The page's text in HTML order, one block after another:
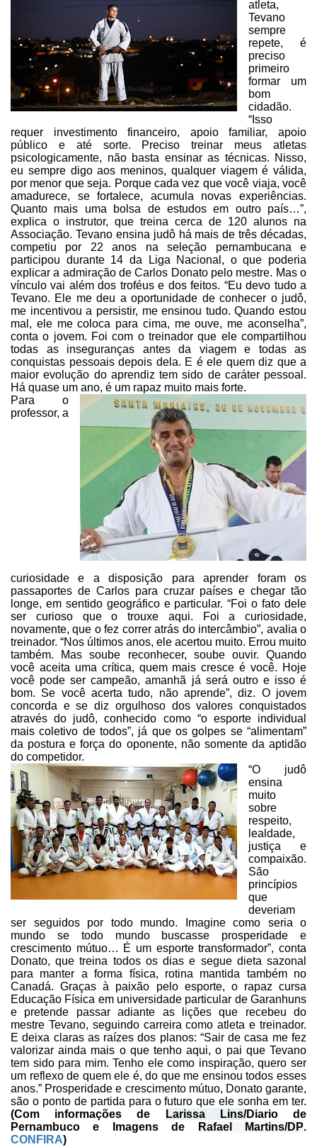
atleta,
Tevano
sempre
repete, é
preciso
primeiro
formar um
bom
cidadão.
“Isso
requer investimento financeiro, apoio familiar, apoio
público e até sorte. Preciso treinar meus atletas
psicologicamente, nãobasta ensinar as técnicas. Nisso,
eu sempre digo aos meninos, qualquer viagem é válida,
por menor que seja. Porque cada vez que você viaja, você
amadurece, sefortalece, acumula novas experiências.
Quanto mais uma bolsa de estudos em outro país…”,
explica o instrutor, que treina cerca de 120 alunos na
Associação. Tevano ensina judô há mais de três décadas,
competiu por 22 anos na seleção pernambucana e
participou durante 14 da Liga Nacional, o que poderia
explicar a admiração de Carlos Donato pelo mestre. Mas o
vínculo vai além dos troféuse dos feitos. “Eu devo tudo a
Tevano. Ele me deu a oportunidade de conhecer ojudô,
me incentivou a persistir, me ensinou tudo. Quando estou
mal, ele mecoloca para cima, me ouve, me aconselha”,
conta o jovem. Foi com o treinador que ele compartilhou
todas as inseguranças antes da viagem e todas as
conquistas pessoais depois dela. E é ele quem diz que a
maior evolução doaprendiz tem sido de caráter pessoal.
Há quase um ano, é um rapaz muito mais forte.
Para o
professor, a
curiosidade e a disposição para aprender foram os
passaportes de Carlos para cruzar países e chegar tão
longe, em sentidogeográfico e particular. “Foi o fato dele
ser curioso que o trouxe aqui. Foi a curiosidade,
novamente, que o fez correr atrás do intercâmbio”, avalia o
treinador. “Nos últimos anos, ele acertou muito. Errou muito
também. Mas soube reconhecer, soube ouvir. Quando
você aceita uma crítica, quem mais cresce é você. Hoje
você pode ser campeão, amanhã já será outro e isso é
bom. Se vocêacerta tudo, não aprende”, diz. O jovem
concorda e se diz orgulhoso dos valores conquistados
através do judô, conhecido como “o esporte individual
mais coletivo de todos”, já que os golpes se “alimentam”
da postura e força do oponente, não somente da aptidão
do competidor.
“O judô
ensina
muito
sobre
respeito,
lealdade,
justiça e
compaixão.
São
princípios
que
deveriam
ser seguidos por todo mundo. Imagine como seria o
mundo se todo mundo buscasse prosperidade e
crescimento mútuo… É um esportetransformador”, conta
Donato, que treina todos os dias e segue dieta sazonal
para manter a forma física, rotina mantida também no
Canadá. Graças à paixão pelo esporte, o rapaz cursa
Educação Física em universidade particular deGaranhuns
e pretende passar adiante as lições que recebeu do
mestre Tevano, seguindo carreira como atleta e treinador.
E deixa claras as raízes dos planos: “Sair de casa me fez
valorizar ainda mais o que tenho aqui, o pai que Tevano
tem sido para mim. Tenho ele como inspiração, quero ser
um reflexo de quem ele é, do que me ensinou todos esses
anos.” Prosperidade e crescimento mútuo, Donato garante,
são o ponto de partida para o futuro que ele sonha em ter.
(Com informações de
Larissa Lins/Diario de
Pernambuco e Imagens de
Rafael Martins/DP.
CONFIRA)